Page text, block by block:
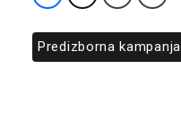
Predizborna kampanja